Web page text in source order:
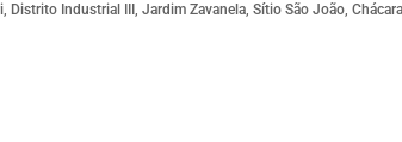
Industrial III, Jardim Zavanela, Sítio São João,